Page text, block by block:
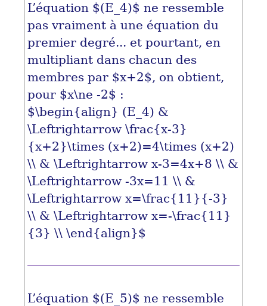
L’équation $(E_4)$ ne ressemble
pas vraiment à une équation du
premier degré... et pourtant, en
multipliant dans chacun des
membres par $x+2$, on obtient,
pour $x\ne -2$ :
$\begin{align} (E_4) &
\Leftrightarrow \frac{x-3}
{x+2}\times (x+2)=4\times (x+2)
\\ & \Leftrightarrow x-3=4x+8 \\ &
\Leftrightarrow -3x=11 \\ &
\Leftrightarrow x=\frac{11}{-3}
\\ & \Leftrightarrow x=-\frac{11}
{3} \\ \end{align}$
L’équation $(E_5)$ ne ressemble